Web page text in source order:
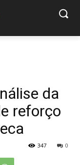
da
reforço
0
347